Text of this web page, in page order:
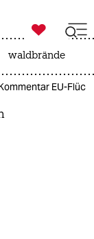

taz zahl ich
waldbrände
EU-